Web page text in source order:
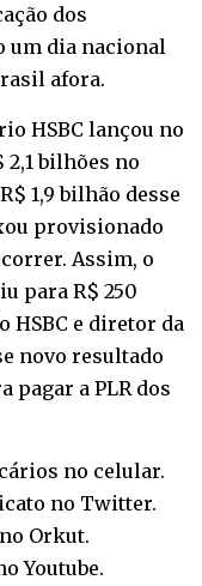
dos
um dia nacional
afora.
HSBC lançou no
2,1 bilhões no
1,9 bilhão desse
provisionado
Assim, o
para R$ 250
HSBC e diretor da
novo resultado
pagar a PLR dos
no celular.
no Twitter.
Orkut.
Youtube.